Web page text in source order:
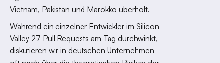
Vietnam, Pakistan und Marokko überholt.
Während ein einzelner Entwickler im Silicon
Valley 27 Pull Requests am Tag durchwinkt,
diskutieren wir in deutschen Unternehmen